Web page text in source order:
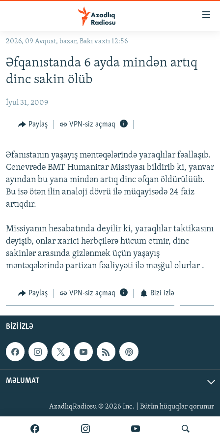
Əsas
qayıt
Əsas
qayıt
#İZAHLA
#ƏSLINDƏ
FƏRQƏ BAX
ARAŞDIRMA
MULTIMEDIA
VIDEO
İNFOQRAFIKA
KARIKATURA
RADIO ARXIV
AZƏRBAYCAN ƏDƏBIYYATI KITABXANASI
İSLAM VƏ DEMOKRATIYA
İZ - MƏDƏNIYYƏT PROQRAMI
HAQQIMIZDA
MISSIYAMIZ
PEŞƏ ETIKASI VƏ JURNALISTIKA STANDARTLARIMIZ
MATERIALLARIMIZDAN ISTIFADƏ
BIZI IZLƏ
2026, 09 Avqust, bazar, Bakı vaxtı 12:56
Əfqanıstanda 6 ayda mindən artıq
dinc sakin ölüb
İyul 31, 2009
Paylaş VPN-siz açmaq
Əfanıstanın yaşayış məntəqələrində yaraqlılar fəallaşıb.
Cenevrədə BMT Humanitar Missiyası bildirib ki, yanvar
ayından bu yana mindən artıq dinc əfqan öldürülüüb.
Bu isə ötən ilin analoji dövrü ilə müqayisədə 24 faiz
artıqdır.
Missiyanın hesabatında deyilir ki, yaraqlılar taktikasını
dəyişib, onlar xarici hərbçilərə hücum etmir, dinc
sakinlər arasında gizlənmək üçün yaşayış
məntəqələrində partizan fəaliyyəti ilə məşğul olurlar .
Paylaş VPN-siz açmaq Bizi izlə
BIZI IZLƏ
MƏLUMAT
AzadlıqRadiosu © 2026 Inc. | Bütün hüquqlar qorunur